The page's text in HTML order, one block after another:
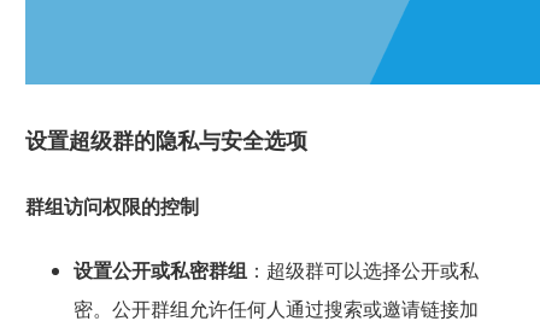
设置超级群的隐私与安全选项
群组访问权限的控制
设置公开或私密群组：超级群可以选择公开或私
密。公开群组允许任何人通过搜索或邀请链接加